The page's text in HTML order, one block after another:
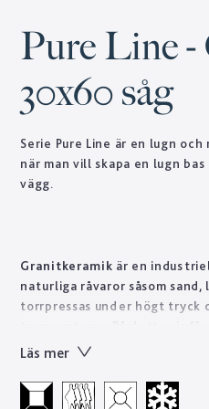
Pure Line -
30x60 såg
Serie Pure Line är en lugn
när man vill skapa en lugn
vägg.
Granitkeramik är en
naturliga råvaror såsom
torrpressas under högt tryck
kort tid som skulle ta naturen
lätt att sköta till skillnad från
Läs mer